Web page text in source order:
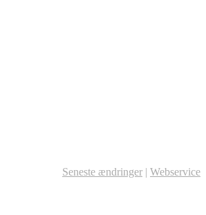
Seneste ændringer | Webservice